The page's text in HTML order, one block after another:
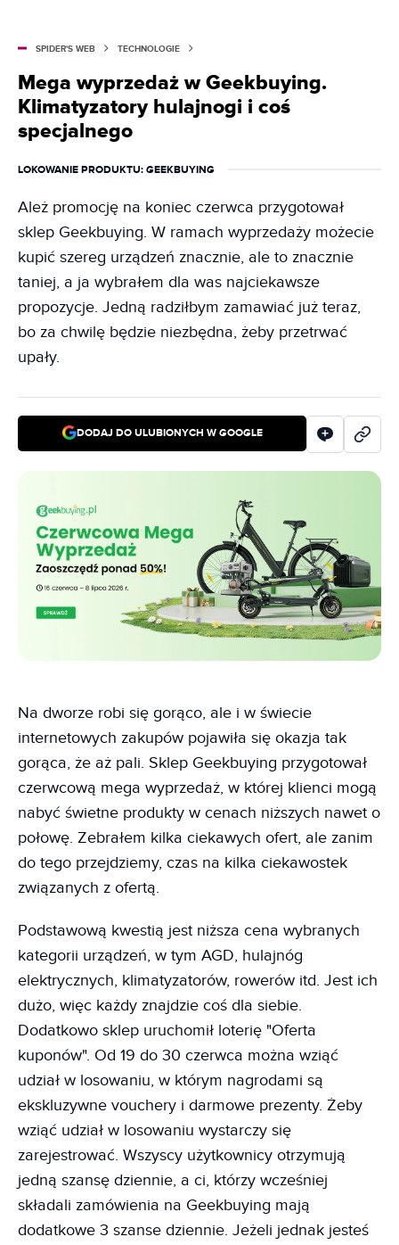
SPIDER'S WEB TECHNOLOGIE
Mega wyprzedaż w Geekbuying.
Klimatyzatory hulajnogi i coś
specjalnego
LOKOWANIE PRODUKTU: GEEKBUYING
Ależ promocję na koniec czerwca przygotował
sklep Geekbuying. W ramach wyprzedaży możecie
kupić szereg urządzeń znacznie, ale to znacznie
taniej, a ja wybrałem dla was najciekawsze
propozycje. Jedną radziłbym zamawiać już teraz,
bo za chwilę będzie niezbędna, żeby przetrwać
upały.
DODAJ DO ULUBIONYCH W GOOGLE
Na dworze robi się gorąco, ale i w świecie
internetowych zakupów pojawiła się okazja tak
gorąca, że aż pali. Sklep Geekbuying przygotował
czerwcową mega wyprzedaż, w której klienci mogą
nabyć świetne produkty w cenach niższych nawet o
połowę. Zebrałem kilka ciekawych ofert, ale zanim
do tego przejdziemy, czas na kilka ciekawostek
związanych z ofertą.
Podstawową kwestią jest niższa cena wybranych
kategorii urządzeń, w tym AGD, hulajnóg
elektrycznych, klimatyzatorów, rowerów itd. Jest ich
dużo, więc każdy znajdzie coś dla siebie.
Dodatkowo sklep uruchomił loterię "Oferta
kuponów". Od 19 do 30 czerwca można wziąć
udział w losowaniu, w którym nagrodami są
ekskluzywne vouchery i darmowe prezenty. Żeby
wziąć udział w losowaniu wystarczy się
zarejestrować. Wszyscy użytkownicy otrzymują
jedną szansę dziennie, a ci, którzy wcześniej
składali zamówienia na Geekbuying mają
dodatkowe 3 szanse dziennie. Jeżeli jednak jesteś